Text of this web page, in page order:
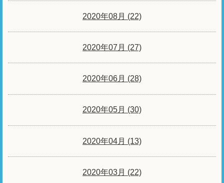
2020年08月 (22)
2020年07月 (27)
2020年06月 (28)
2020年05月 (30)
2020年04月 (13)
2020年03月 (22)